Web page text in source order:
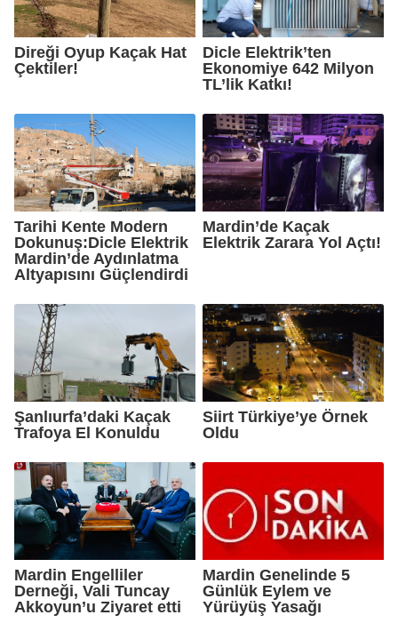
Direği Oyup Kaçak Hat
Çektiler!
Dicle Elektrik’ten
Ekonomiye 642 Milyon
TL’lik Katkı!
Tarihi Kente Modern
Dokunuş:Dicle Elektrik
Mardin’de Aydınlatma
Altyapısını Güçlendirdi
Mardin’de Kaçak
Elektrik Zarara Yol Açtı!
Şanlıurfa’daki Kaçak
Trafoya El Konuldu
Siirt Türkiye’ye Örnek
Oldu
Mardin Engelliler
Derneği, Vali Tuncay
Akkoyun’u Ziyaret etti
Mardin Genelinde 5
Günlük Eylem ve
Yürüyüş Yasağı